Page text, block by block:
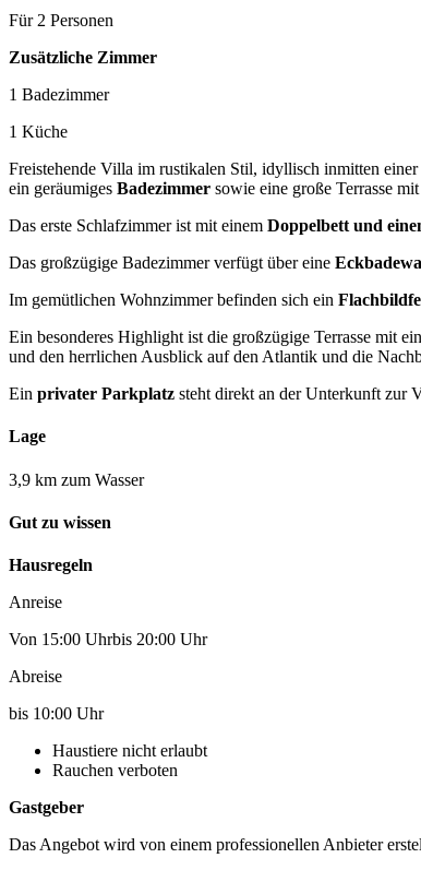
Für 2 Personen
Zusätzliche Zimmer
1 Badezimmer
1 Küche
Freistehende Villa im rustikalen Stil, idyllisch inmitten
ein geräumiges Badezimmer sowie eine große Terrasse
Das erste Schlafzimmer ist mit einem Doppelbett und
Das großzügige Badezimmer verfügt über eine
Im gemütlichen Wohnzimmer befinden sich ein
Ein besonderes Highlight ist die großzügige Terrasse mit
und den herrlichen Ausblick auf den Atlantik und die
Ein privater Parkplatz steht direkt an der Unterkunft zur
Lage
3,9 km zum Wasser
Gut zu wissen
Hausregeln
Anreise
Von 15:00 Uhrbis 20:00 Uhr
Abreise
bis 10:00 Uhr
Haustiere nicht erlaubt
Rauchen verboten
Gastgeber
Das Angebot wird von einem professionellen Anbieter